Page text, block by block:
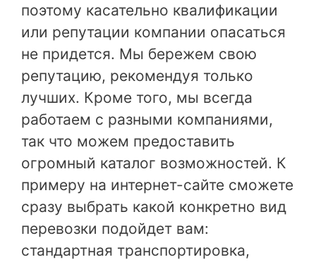
поэтому касательно квалификации
или репутации компании опасаться
не придется. Мы бережем свою
репутацию, рекомендуя только
лучших. Кроме того, мы всегда
работаем с разными компаниями,
так что можем предоставить
огромный каталог возможностей. К
примеру на интернет-сайте сможете
сразу выбрать какой конкретно вид
перевозки подойдет вам:
стандартная транспортировка,